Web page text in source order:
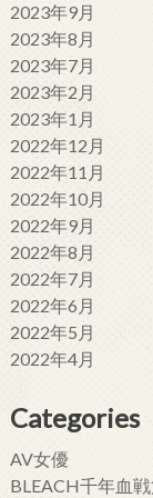
2023年9月
2023年8月
2023年7月
2023年2月
2023年1月
2022年12月
2022年11月
2022年10月
2022年9月
2022年8月
2022年7月
2022年6月
2022年5月
2022年4月
Categories
AV女優
BLEACH千年血